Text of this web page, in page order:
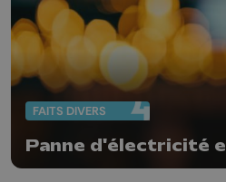
FAITS DIVERS
Panne d'électricité